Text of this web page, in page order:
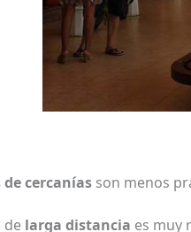
cercaníasson menos
de larga distancia es muy